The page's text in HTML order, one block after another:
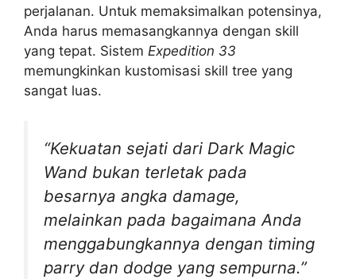
perjalanan. Untuk memaksimalkan potensinya,
Anda harus memasangkannya dengan skill
yang tepat. Sistem Expedition 33
memungkinkan kustomisasi skill tree yang
sangat luas.
“Kekuatan sejati dari Dark Magic
Wand bukan terletak pada
besarnya angka damage,
melainkan pada bagaimana Anda
menggabungkannya dengan timing
parry dan dodge yang sempurna.”